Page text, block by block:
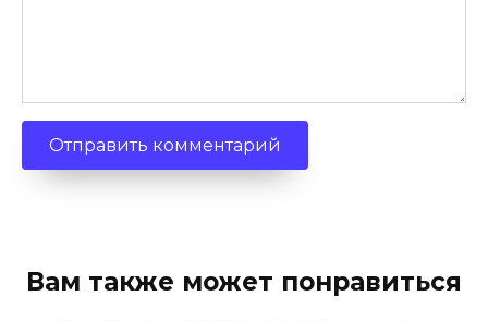
Вам также может понравиться